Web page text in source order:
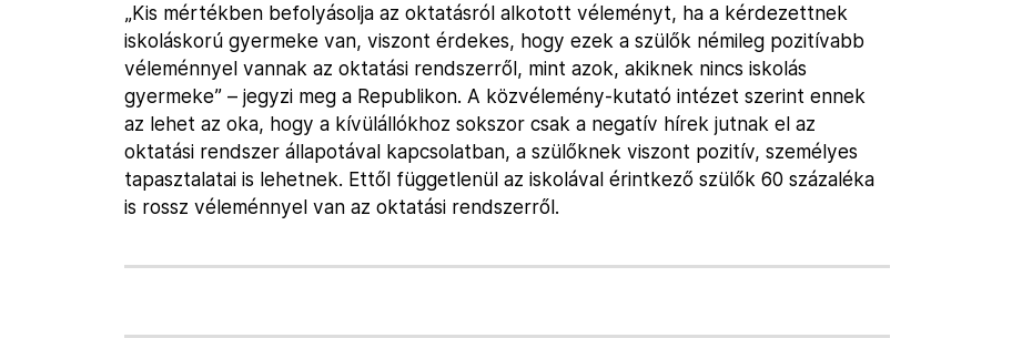
„Kis mértékben befolyásolja az oktatásról alkotott véleményt, ha a kérdezettnek
iskoláskorú gyermeke van, viszont érdekes, hogy ezek a szülők némileg pozitívabb
véleménnyel vannak az oktatási rendszerről, mint azok, akiknek nincs iskolás
gyermeke” – jegyzi meg a Republikon. A közvélemény-kutató intézet szerint ennek
az lehet az oka, hogy a kívülállókhoz sokszor csak a negatív hírek jutnak el az
oktatási rendszer állapotával kapcsolatban, a szülőknek viszont pozitív, személyes
tapasztalatai is lehetnek. Ettől függetlenül az iskolával érintkező szülők 60 százaléka
is rossz véleménnyel van az oktatási rendszerről.